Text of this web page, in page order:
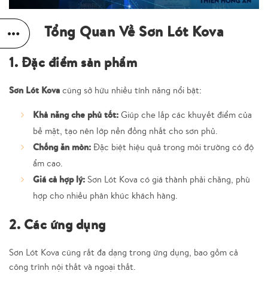
Tổng Quan Về Sơn Lót Kova
1. Đặc điểm sản phẩm
Sơn Lót Kova cũng sở hữu nhiều tính năng nổi bật:
Khả năng che phủ tốt: Giúp che lấp các khuyết điểm của
bề mặt, tạo nên lớp nền đồng nhất cho sơn phủ.
Chống ăn mòn: Đặc biệt hiệu quả trong môi trường có độ
ẩm cao.
Giá cả hợp lý: Sơn Lót Kova có giá thành phải chăng, phù
hợp cho nhiều phân khúc khách hàng.
2. Các ứng dụng
Sơn Lót Kova cũng rất đa dạng trong ứng dụng, bao gồm cả
công trình nội thất và ngoại thất.